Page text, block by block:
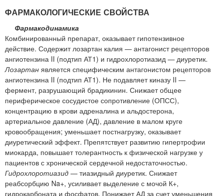
ФАРМАКОЛОГИЧЕСКИЕ СВОЙСТВА
Фармакодинамика
Комбинированный препарат, оказывает гипотензивное
действие. Содержит лозартан калия — антагонист рецепторов
ангиотензина II (подтип АТ1) и гидрохлоротиазид — диуретик.
Лозартан является специфическим антагонистом рецепторов
ангиотензина II (подтип АТ1). Не подавляет киназу II —
фермент, разрушающий брадикинин. Снижает общее
периферическое сосудистое сопротивление (ОПСС),
концентрацию в крови адреналина и альдостерона,
артериальное давление (АД), давление в малом круге
кровообращения; уменьшает постнагрузку, оказывает
диуретический эффект. Препятствует развитию гипертрофии
миокарда, повышает толерантность к физической нагрузке у
пациентов с хронической сердечной недостаточностью.
Гидрохлоротиазид — тиазидный диуретик. Снижает
реабсорбцию Na+, усиливает выделение с мочой К+,
гидрокарбоната и фосфатов. Понижает АД за счет уменьшения